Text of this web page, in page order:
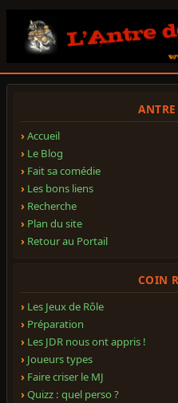
Accueil
Le Blog
Fait sa comédie
Les bons liens
Recherche
Plan du site
Retour au Portail
COIN
Les Jeux de Rôle
Préparation
Les JDR nous ont appris !
Joueurs types
Faire criser le MJ
Quizz : quel perso ?